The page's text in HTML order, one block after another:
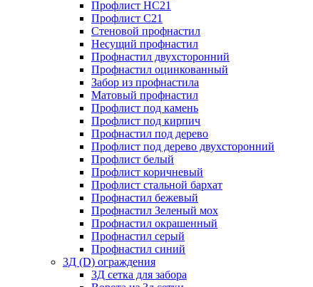
Профлист НС21
Профлист С21
Стеновой профнастил
Несущий профнастил
Профнастил двухсторонний
Профнастил оцинкованный
Забор из профнастила
Матовый профнастил
Профлист под камень
Профлист под кирпич
Профнастил под дерево
Профлист под дерево двухсторонний
Профлист белый
Профлист коричневый
Профлист стальной бархат
Профнастил бежевый
Профнастил Зеленый мох
Профнастил окрашенный
Профнастил серый
Профнастил синий
3Д (D) ограждения
3Д сетка для забора